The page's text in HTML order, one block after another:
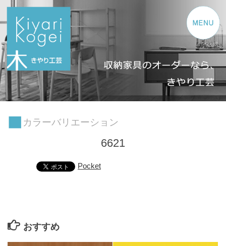
コンテンツへスキップ
カラーバリエーション
6621
Pocket
おすすめ